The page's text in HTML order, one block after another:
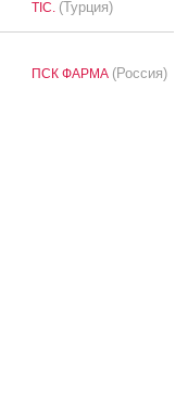
TIC. (Турция)
ПСК ФАРМА (Россия)